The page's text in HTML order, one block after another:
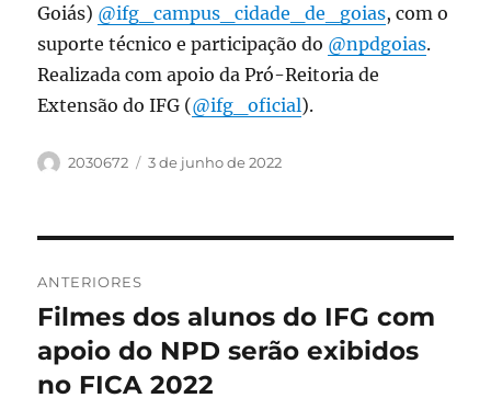
Goiás) @ifg_campus_cidade_de_goias, com o
suporte técnico e participação do @npdgoias.
Realizada com apoio da Pró-Reitoria de
Extensão do IFG (@ifg_oficial).
Autor
2030672
Publicado
3 de junho de 2022
de
Post
ANTERIORES
Post
anterior:
Filmes dos alunos do IFG com
apoio do NPD serão exibidos
no FICA 2022